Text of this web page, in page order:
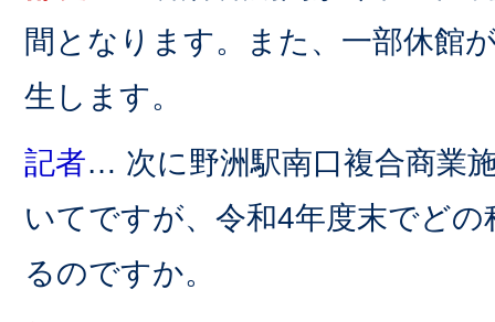
間となります。また、一部休館
生します。
記者… 次に野洲駅南口複合商業
いてですが、令和4年度末でど
るのですか。